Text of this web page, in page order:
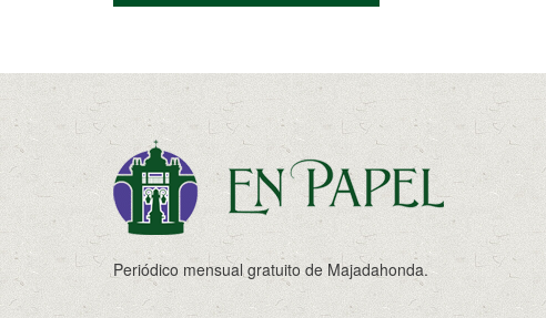
Periódico mensual gratuito de Majadahonda.